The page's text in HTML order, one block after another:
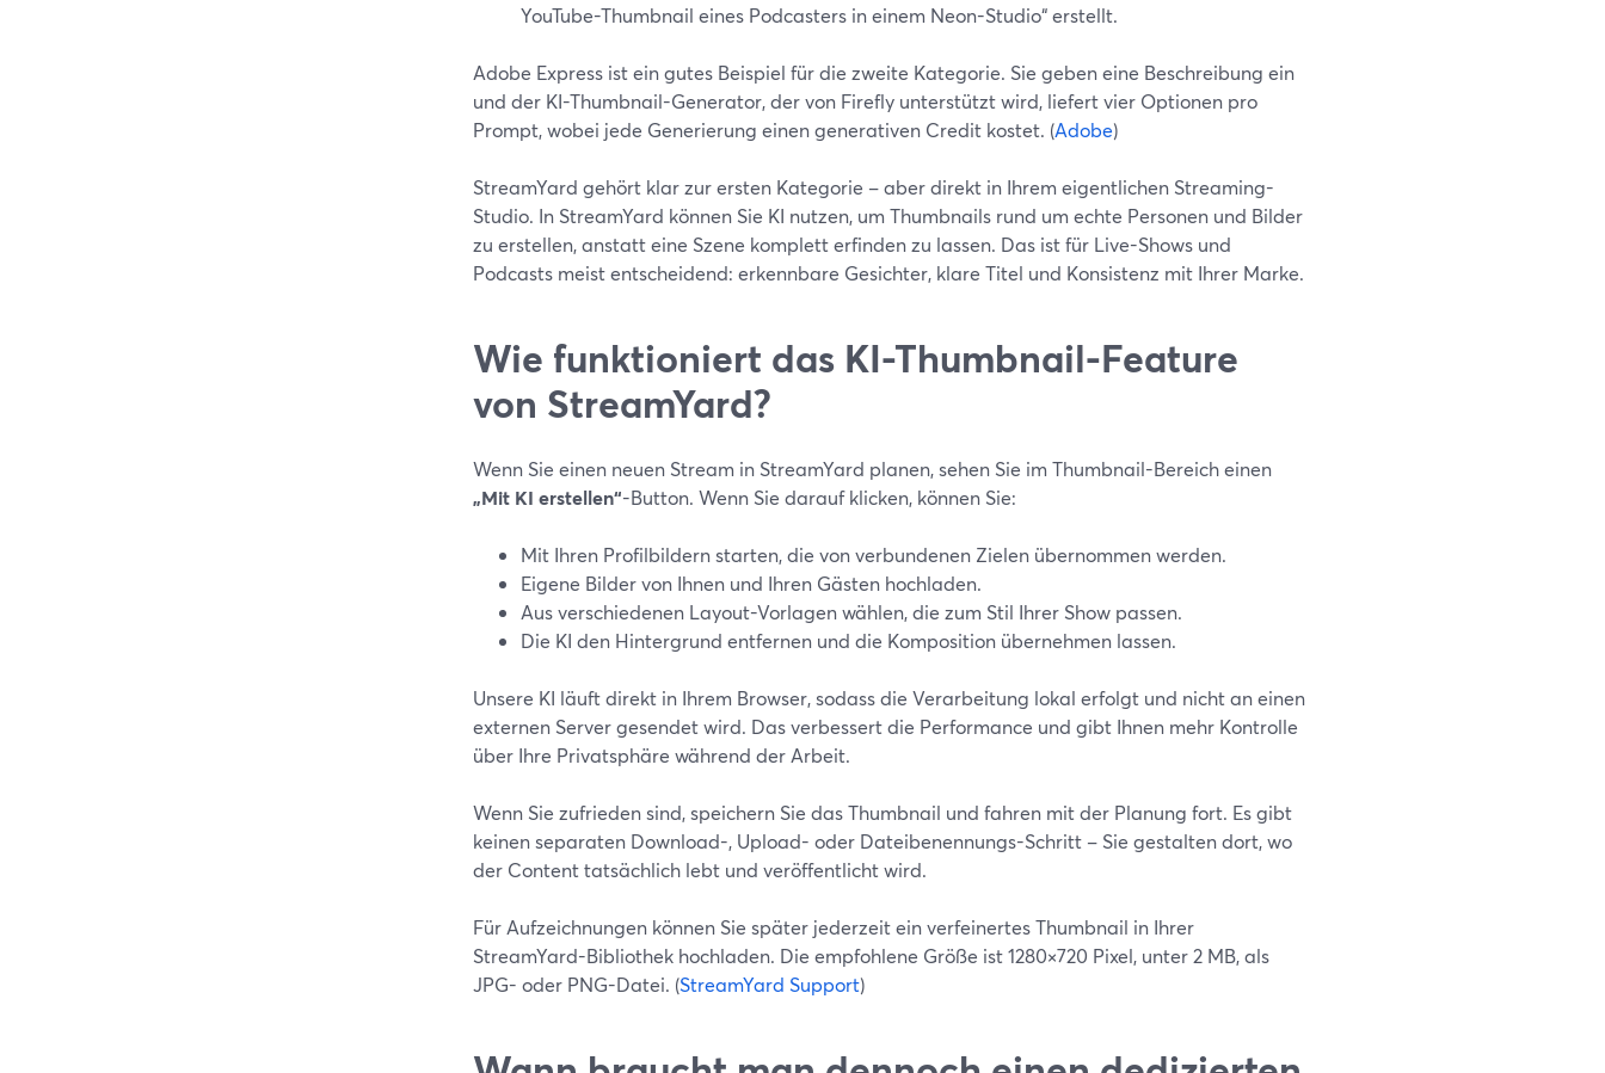
YouTube-Thumbnail eines Podcasters in einem Neon-Studio“ erstellt.
Adobe Express ist ein gutes Beispiel für die zweite Kategorie. Sie geben eine Beschreibung ein
und der KI-Thumbnail-Generator, der von Firefly unterstützt wird, liefert vier Optionen pro
Prompt, wobei jede Generierung einen generativen Credit kostet. (Adobe)
StreamYard gehört klar zur ersten Kategorie – aber direkt in Ihrem eigentlichen Streaming-
Studio. In StreamYard können Sie KI nutzen, um Thumbnails rund um echte Personen und Bilder
zu erstellen, anstatt eine Szene komplett erfinden zu lassen. Das ist für Live-Shows und
Podcasts meist entscheidend: erkennbare Gesichter, klare Titel und Konsistenz mit Ihrer Marke.
Wie funktioniert das KI-Thumbnail-Feature
von StreamYard?
Wenn Sie einen neuen Stream in StreamYard planen, sehen Sie im Thumbnail-Bereich einen
„Mit KI erstellen“-Button. Wenn Sie darauf klicken, können Sie:
Mit Ihren Profilbildern starten, die von verbundenen Zielen übernommen werden.
Eigene Bilder von Ihnen und Ihren Gästen hochladen.
Aus verschiedenen Layout-Vorlagen wählen, die zum Stil Ihrer Show passen.
Die KI den Hintergrund entfernen und die Komposition übernehmen lassen.
Unsere KI läuft direkt in Ihrem Browser, sodass die Verarbeitung lokal erfolgt und nicht an einen
externen Server gesendet wird. Das verbessert die Performance und gibt Ihnen mehr Kontrolle
über Ihre Privatsphäre während der Arbeit.
Wenn Sie zufrieden sind, speichern Sie das Thumbnail und fahren mit der Planung fort. Es gibt
keinen separaten Download-, Upload- oder Dateibenennungs-Schritt – Sie gestalten dort, wo
der Content tatsächlich lebt und veröffentlicht wird.
Für Aufzeichnungen können Sie später jederzeit ein verfeinertes Thumbnail in Ihrer
StreamYard-Bibliothek hochladen. Die empfohlene Größe ist 1280×720 Pixel, unter 2 MB, als
JPG- oder PNG-Datei. (StreamYard Support)